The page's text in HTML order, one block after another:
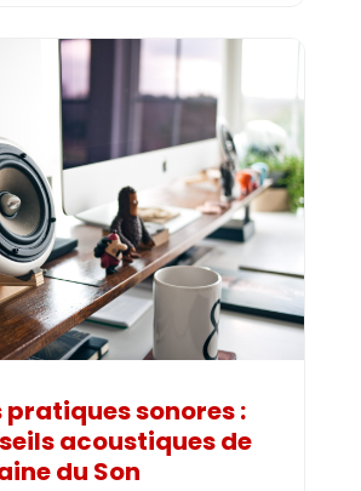
pratiques sonores :
acoustiques de
du Son